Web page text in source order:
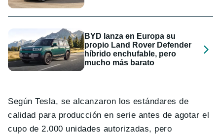
BYD lanza en Europa su
propio Land Rover Defender
híbrido enchufable, pero
mucho más barato
Según Tesla, se alcanzaron los estándares de
calidad para producción en serie antes de agotar el
cupo de 2.000 unidades autorizadas, pero